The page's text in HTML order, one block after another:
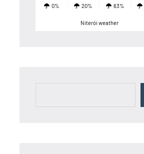
0% 20% 63%
Niterói weather